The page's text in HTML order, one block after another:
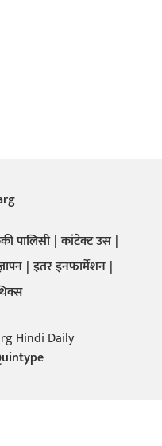
पालिसी कांटेक्ट उस
इतर इनफार्मेशन
Hindi Daily